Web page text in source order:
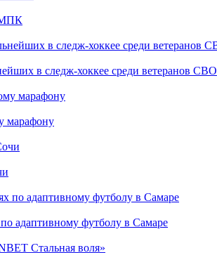
МПК
в следж-хоккее среди ветеранов СВО
марафону
адаптивному футболу в Самаре